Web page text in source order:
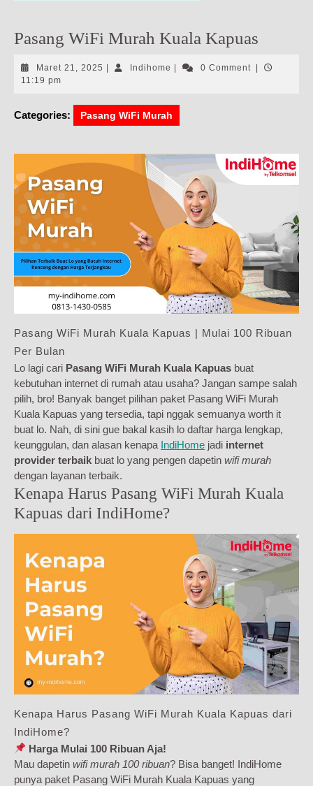
Pasang WiFi Murah Kuala Kapuas
Maret 21, 2025 Maret
Indihome Indihome0 Comment
11:19 pm
Categories: Pasang WiFi Murah
Pasang WiFi Murah Kuala Kapuas | Mulai 100 Ribuan
Per Bulan
Lo lagi cari Pasang WiFi Murah Kuala Kapuas buat
kebutuhan internet di rumah atau usaha? Jangan sampe salah
pilih, bro! Banyak banget pilihan paket Pasang WiFi Murah
Kuala Kapuas yang tersedia, tapi nggak semuanya worth it
buat lo. Nah, di sini gue bakal kasih lo daftar harga lengkap,
keunggulan, dan alasan kenapa IndiHome jadi internet
provider terbaik buat lo yang pengen dapetin wifi murah
dengan layanan terbaik.
Kenapa Harus Pasang WiFi Murah Kuala
Kapuas dari IndiHome?
Kenapa Harus Pasang WiFi Murah Kuala Kapuas dari
IndiHome?
Harga Mulai 100 Ribuan Aja!
Mau dapetin wifi murah 100 ribuan? Bisa banget! IndiHome
punya paket Pasang WiFi Murah Kuala Kapuas yang